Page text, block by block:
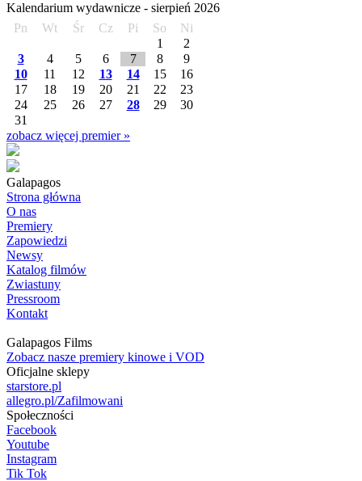
Kalendarium wydawnicze - sierpień 2026
Pn
Wt Śr Cz Pi So
Ni
1
2
3
4 5 6 7 8
9
10
11 12 13 14 15
16
17
18 19 20 21 22
23
24
25 26 27 28 29
30
31
zobacz więcej premier »
Galapagos
Strona główna
O nas
Premiery
Zapowiedzi
Newsy
Katalog filmów
Zwiastuny
Pressroom
Kontakt
Galapagos Films
Zobacz nasze premiery kinowe i VOD
Oficjalne sklepy
starstore.pl
allegro.pl/Zafilmowani
Społeczności
Facebook
Youtube
Instagram
Tik Tok